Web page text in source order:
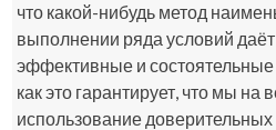
что какой-нибудь метод
выполнении ряда условий
эффективные и состоятельные
как это гарантирует, что мы на
использование